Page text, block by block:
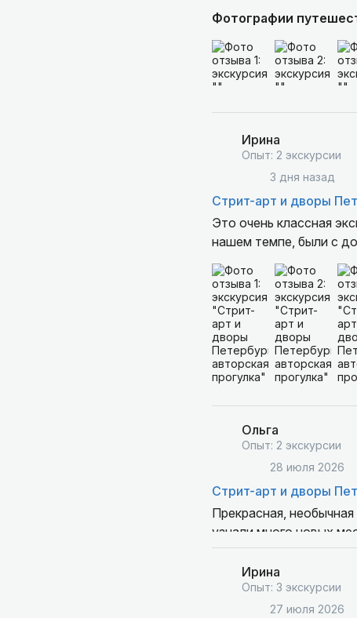
Фотографии
Ирина
Опыт: 2 экскурсии
3 дня назад
Стрит-арт и дворы
Это очень классная
нашем темпе, были с
Ольга
Опыт: 2 экскурсии
28 июля 2026
Стрит-арт и дворы
Прекрасная,
узнали много новых
оставшиеся дни и
Ирина
Опыт: 3 экскурсии
27 июля 2026